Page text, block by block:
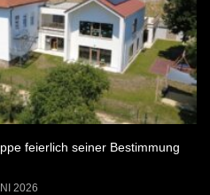
feierlich seiner Bestimmung
2026